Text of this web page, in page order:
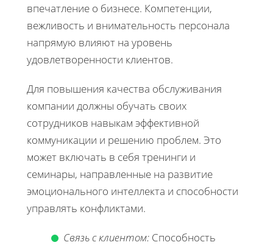
впечатление о бизнесе. Компетенции,
вежливость и внимательность персонала
напрямую влияют на уровень
удовлетворенности клиентов.
Для повышения качества обслуживания
компании должны обучать своих
сотрудников навыкам эффективной
коммуникации и решению проблем. Это
может включать в себя тренинги и
семинары, направленные на развитие
эмоционального интеллекта и способности
управлять конфликтами.
Связь с клиентом: Способность